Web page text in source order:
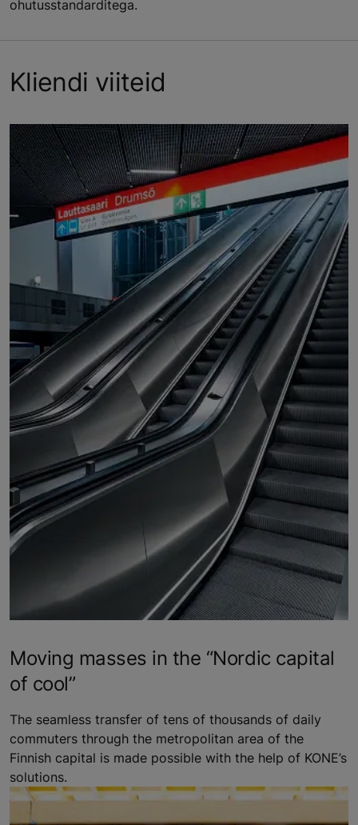
ohutusstandarditega.
Kliendi viiteid
Moving masses in the “Nordic capital
of cool”
The seamless transfer of tens of thousands of daily
commuters through the metropolitan area of the
Finnish capital is made possible with the help of KONE’s
solutions.